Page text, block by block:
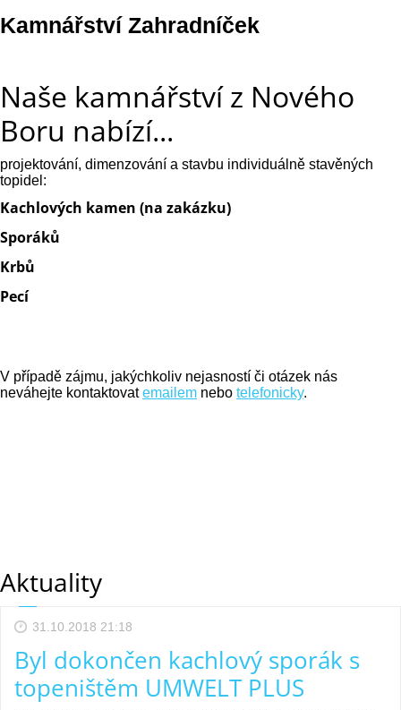
Kamnářství Zahradníček
Naše kamnářství z Nového
Boru nabízí...
projektování, dimenzování a stavbu individuálně stavěných
topidel:
Kachlových kamen (na zakázku)
Sporáků
Krbů
Pecí
V případě zájmu, jakýchkoliv nejasností či otázek nás
neváhejte kontaktovatemailem nebo telefonicky.
Aktuality
31.10.2018 21:18
Byl dokončen kachlový sporák s
topeništěm UMWELT PLUS